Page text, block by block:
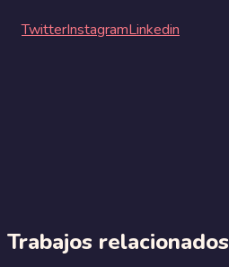
TwitterInstagramLinkedin
Trabajos relacionados